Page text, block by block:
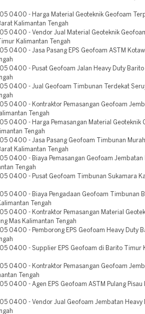
0400 - Harga Material Geoteknik Geofoam
Kalimantan Tengah
0400 - Vendor Jual Material Geoteknik
Kalimantan Tengah
0400 - Jasa Pasang EPS Geofoam ASTM
0400 - Pusat Geofoam Jalan Heavy Duty
0400 - Jual Geofoam Timbunan Terdekat
0400 - Kontraktor Pemasangan Geofoam
Tengah
0400 - Harga Pemasangan Material Geoteknik
Tengah
0400 - Jasa Pasang Geofoam Timbunan Murah
Kalimantan Tengah
0400 - Biaya Pemasangan Geofoam Jembatan
Tengah
0400 - Pusat Geofoam Timbunan Sukamara
0400 - Biaya Pengadaan Geofoam Timbunan
Tengah
0400 - Kontraktor Pemasangan Material
Mas Kalimantan Tengah
0400 - Pemborong EPS Geofoam Heavy Duty
0400 - Supplier EPS Geofoam di Barito Timur
0400 - Kontraktor Pemasangan Geofoam
Tengah
0400 - Agen EPS Geofoam ASTM Pulang Pisau
0400 - Vendor Jual Geofoam Jembatan Heavy